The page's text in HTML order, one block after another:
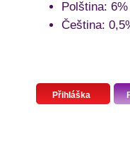
Polština: 6%
Čeština:
Přihláška